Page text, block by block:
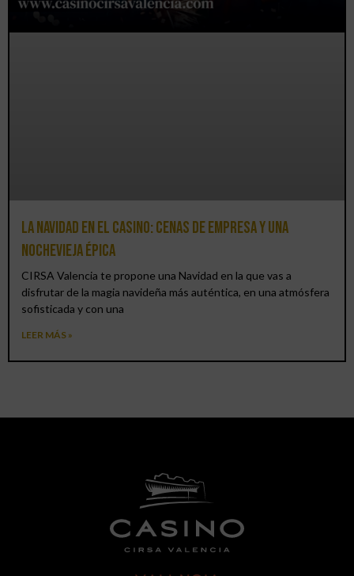
La Navidad en el Casino: cenas de empresa y una
Nochevieja épica
CIRSA Valencia te propone una Navidad en la que vas a
disfrutar de la magia navideña más auténtica, en una atmósfera
sofisticada y con una
LEER MÁS »